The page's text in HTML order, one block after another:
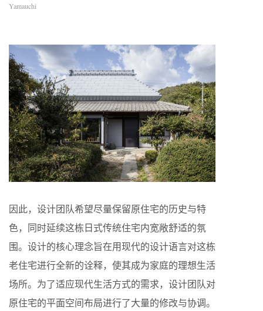
Yamauchi
因此，设计团队希望尽量保留原住宅的历史与特
色，同时延续这栋日式传统住宅内宽敞舒适的氛
围。设计的核心理念旨在用现代的设计语言对这栋
老住宅进行全新的诠释，使其成为家庭的理想生活
场所。为了适应现代生活方式的需求，设计团队对
原住宅的平面空间布局进行了大量的修改与协调。